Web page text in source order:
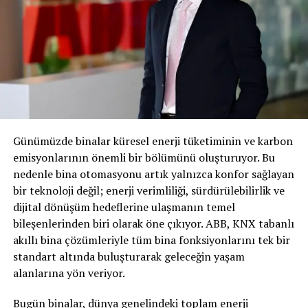
Bekdikhan;“Mercedes-Benz olarak duyusal sadelik
tasarım felsefemizi sürdürüyoruz. Yeni GLC de bütün
SUV portföyü modellerimiz gibi duyguları harekete
geçiriyor. Dinamik sürüş keyfi, modern tasarımı ve off-
road detaylarına sahip MBUX ve Artırılmış Gerçekliğe
Sahip Navigasyon gibi özellikleriyle yeni GLC’nin hem
macera tutkunları hem de ailelerde merak
yol tutuş ve sürüş dinamikleri ve arazide üstün
performans gibi tüm Mercedes-Benz SUV araçlarına
özgü özelliklere de sahip” dedi.
Yeni GLC’nin yüksek standartları her ayrıntıda kendini
gösteriyor. Yeni nesil MBUX (Mercedes-Benz Kullanıcı
Deneyimi) bilgi-eğlence sistemi, onu daha dijital ve akıllı
hale getiriyor. Gösterge paneli ve medya ekranındaki
canlı görüntüler, araç ve konfor işlevlerini kontrol
yeni nesil MBUX net bir bilgi sunumu ile bütünsel,
Günümüzde binalar küresel enerji tüketiminin ve karbon
emisyonlarının önemli bir bölümünü oluşturuyor. Bu
nedenle bina otomasyonu artık yalnızca konfor sağlayan
bir teknoloji değil; enerji verimliliği, sürdürülebilirlik ve
dijital dönüşüm hedeflerine ulaşmanın temel
bileşenlerinden biri olarak öne çıkıyor. ABB, KNX tabanlı
akıllı bina çözümleriyle tüm bina fonksiyonlarını tek bir
standart altında buluşturarak geleceğin yaşam
alanlarına yön veriyor.
Bugün binalar, dünya genelindeki toplam enerji